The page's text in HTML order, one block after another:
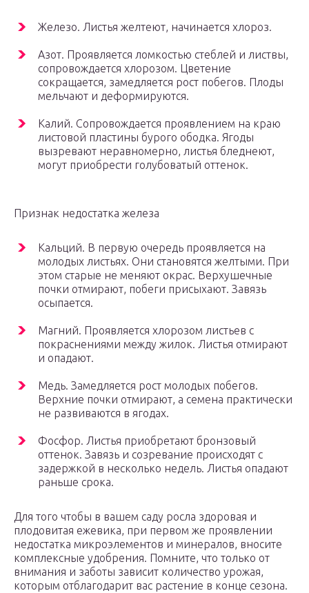
Железо. Листья желтеют, начинается хлороз.
Азот. Проявляется ломкостью стеблей и листвы,
сопровождается хлорозом. Цветение
сокращается, замедляется рост побегов. Плоды
мельчают и деформируются.
Калий. Сопровождается проявлением на краю
листовой пластины бурого ободка. Ягоды
вызревают неравномерно, листья бледнеют,
могут приобрести голубоватый оттенок.
Признак недостатка железа
Кальций. В первую очередь проявляется на
молодых листьях. Они становятся желтыми. При
этом старые не меняют окрас. Верхушечные
почки отмирают, побеги присыхают. Завязь
осыпается.
Магний. Проявляется хлорозом листьев с
покраснениями между жилок. Листья отмирают
и опадают.
Медь. Замедляется рост молодых побегов.
Верхние почки отмирают, а семена практически
не развиваются в ягодах.
Фосфор. Листья приобретают бронзовый
оттенок. Завязь и созревание происходят с
задержкой в несколько недель. Листья опадают
раньше срока.
Для того чтобы в вашем саду росла здоровая и
плодовитая ежевика, при первом же проявлении
недостатка микроэлементов и минералов, вносите
комплексные удобрения. Помните, что только от
внимания и заботы зависит количество урожая,
которым отблагодарит вас растение в конце сезона.